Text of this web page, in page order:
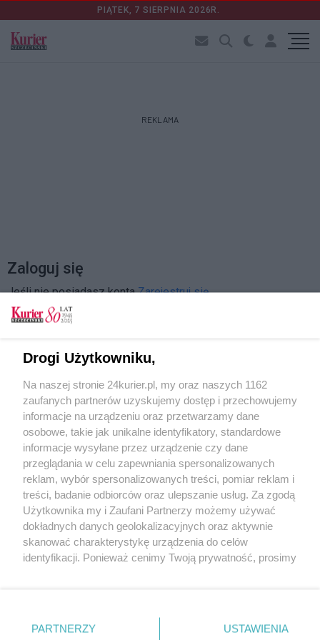
PIĄTEK, 7 SIERPNIA 2026R.
REKLAMA
Zaloguj się
Jeśli nie posiadasz kontaZarejestruj się
Zapamiętać?
Zaloguj
Zapomniałem hasła
Copyright © 2022 Kurier Szczeciński sp. z o.o.
Drogi Użytkowniku,
Na naszej stronie 24kurier.pl, my oraz naszych 1162
zaufanych partnerów uzyskujemy dostęp i przechowujemy
informacje na urządzeniu oraz przetwarzamy dane
osobowe, takie jak unikalne identyfikatory, standardowe
informacje wysyłane przez urządzenie czy dane
przeglądania w celu zapewniania spersonalizowanych
reklam, wybór spersonalizowanych treści, pomiar reklam i
treści, badanie odbiorców oraz ulepszanie usług. Za zgodą
Użytkownika my i Zaufani Partnerzy możemy używać
dokładnych danych geolokalizacyjnych oraz aktywnie
skanować charakterystykę urządzenia do celów
identyfikacji. Ponieważ cenimy Twoją prywatność, prosimy
prywatności znajdujący się w lewym dolnym rogu strony
. Niektóre rodzaje przetwarzania danych nie wymagają
PARTNERZY USTAWIENIA